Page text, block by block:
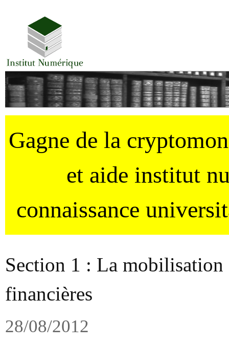
Gagne de la
et aide institut
connaissance
Section 1 : La mobilisation
financières
28/08/2012